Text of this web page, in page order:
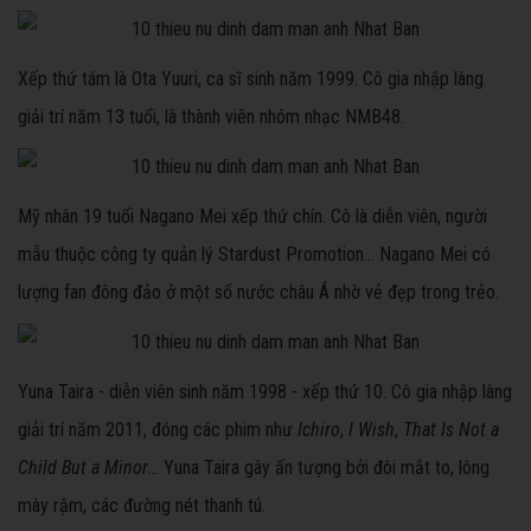
Xếp thứ tám là Ota Yuuri, ca sĩ sinh năm 1999. Cô gia nhập làng
giải trí năm 13 tuổi, là thành viên nhóm nhạc NMB48.
Mỹ nhân 19 tuổi Nagano Mei xếp thứ chín. Cô là diễn viên, người
mẫu thuộc công ty quản lý Stardust Promotion... Nagano Mei có
lượng fan đông đảo ở một số nước châu Á nhờ vẻ đẹp trong trẻo.
Yuna Taira - diễn viên sinh năm 1998 - xếp thứ 10. Cô gia nhập làng
giải trí năm 2011, đóng các phim như Ichiro, I Wish, That Is Not a
Child But a Minor... Yuna Taira gây ấn tượng bởi đôi mắt to, lông
mày rậm, các đường nét thanh tú.